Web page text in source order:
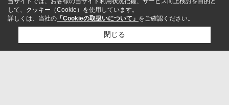
して、クッキー（Cookie）を使用しています。
詳しくは、当社の 「Cookieの取扱いについて」 をご確認ください。
閉じる